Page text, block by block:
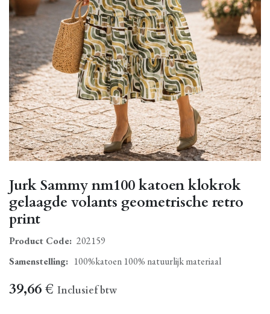
Jurk Sammy nm100 katoen klokrok
gelaagde volants geometrische retro
print
Product Code: 202159
Samenstelling: 100%katoen 100% natuurlijk materiaal
39,66€ Inclusief btw